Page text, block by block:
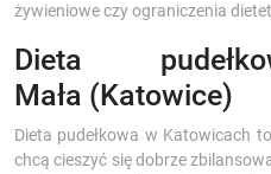
żywieniowe czy ograniczenia
Dieta
Mała (Katowice)
Dieta pudełkowa w Katowicach
chcą cieszyć się dobrze